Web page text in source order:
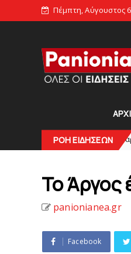
Πέμπτη, Αύγουστος 6
ΡΟΗ ΕΙΔΗΣΕΩΝ
τα διαρκείας για τη
Το Άργος
panionianea.gr
Facebook